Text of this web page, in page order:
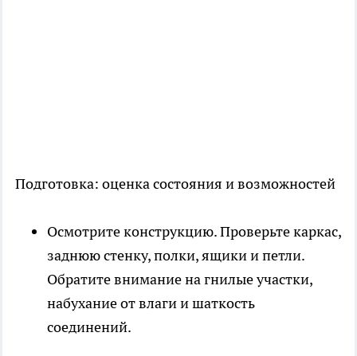
Подготовка: оценка состояния и возможностей
Осмотрите конструкцию. Проверьте каркас,
заднюю стенку, полки, ящики и петли.
Обратите внимание на гнилые участки,
набухание от влаги и шаткость
соединений.